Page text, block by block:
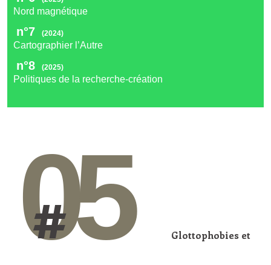
Nord magnétique
n°7 (2024)
Cartographier l’Autre
n°8 (2025)
Politiques de la recherche-création
#
05 Glottophobies et